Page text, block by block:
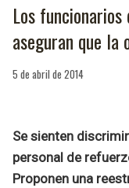
Los funcionarios
aseguran que la
5 de abril de 2014
Se sienten
personal de
Proponen una